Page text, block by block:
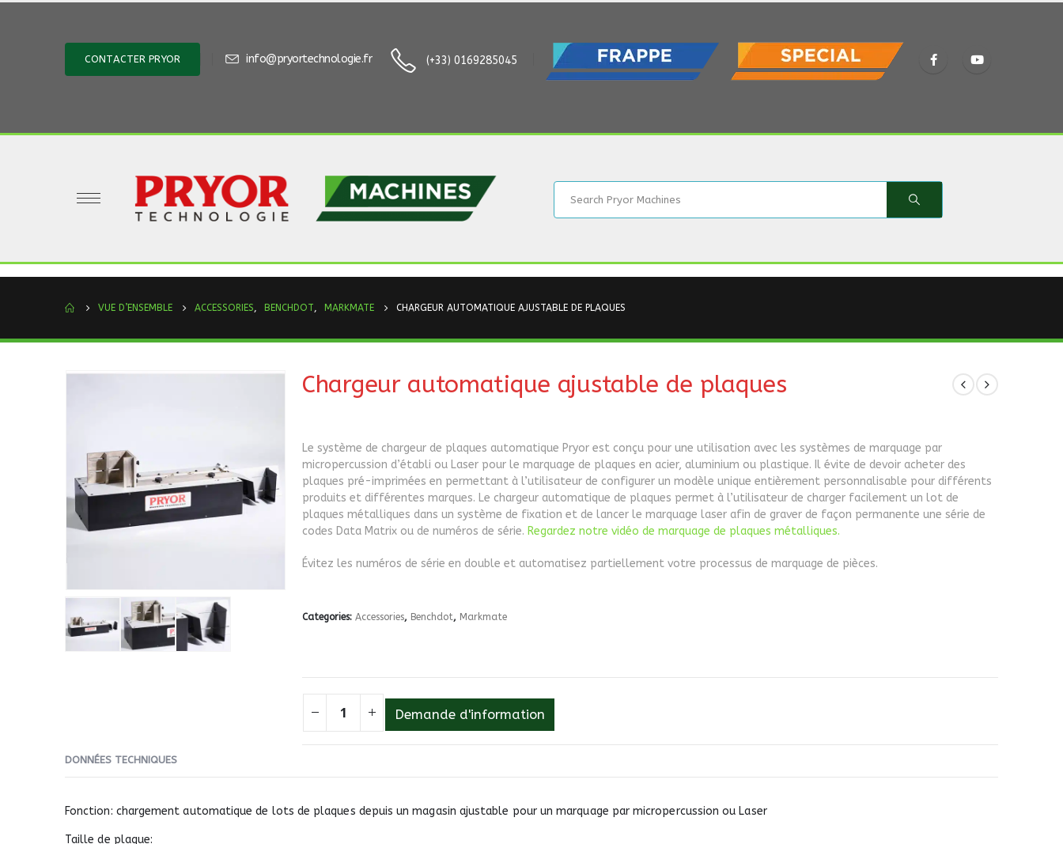
CONTACTER PRYOR info@pryortechnologie.fr (+33) 0169285045
VUE D’ENSEMBLE ACCESSORIES BENCHDOT MARKMATE CHARGEUR AUTOMATIQUE AJUSTABLE DE PLAQUES
Chargeur automatique ajustable de plaques
Le système de chargeur de plaques automatique Pryor est conçu pour une utilisation avec les systèmes de marquage par
micropercussion d’établi ou Laser pour le marquage de plaques en acier, aluminium ou plastique. Il évite de devoir acheter des
plaques pré-imprimées en permettant à l’utilisateur de configurer un modèle unique entièrement personnalisable pour différents
produits et différentes marques. Le chargeur automatique de plaques permet à l’utilisateur de charger facilement un lot de
plaques métalliques dans un système de fixation et de lancer le marquage laser afin de graver de façon permanente une série de
codes Data Matrix ou de numéros de série. Regardez notre vidéo de marquage de plaques métalliques.
Évitez les numéros de série en double et automatisez partiellement votre processus de marquage de pièces.
Categories: Accessories, Benchdot, Markmate
Demande d'information
DONNÉES TECHNIQUES
Fonction: chargement automatique de lots de plaques depuis un magasin ajustable pour un marquage par micropercussion ou Laser
Taille de plaque: